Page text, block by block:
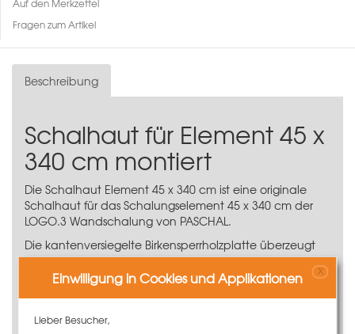
Auf den Merkzettel
Fragen zum Artikel
Beschreibung
Schalhaut für Element 45 x
340 cm montiert
Die Schalhaut Element 45 x 340 cm ist eine originale
Schalhaut für das Schalungselement 45 x 340 cm der
LOGO.3 Wandschalung von PASCHAL.
Die kantenversiegelte Birkensperrholzplatte überzeugt
als Ersatz-Schalhaut in Herstellerqualität. Dank der
robusten und langlebigen Beschichtung aus Phenolharz
16 mm finnisches Birkensperrholz, 12-schichtig
Einwilligung in Cookies und Applikationen X
Lieber Besucher,